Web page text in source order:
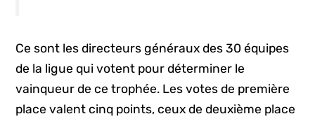
Ce sont les directeurs généraux des 30 équipes
de la ligue qui votent pour déterminer le
vainqueur de ce trophée. Les votes de première
place valent cinq points, ceux de deuxième place